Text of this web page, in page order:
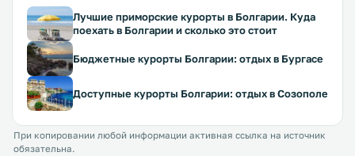
Лучшие приморские курорты в Болгарии. Куда
поехать в Болгарии и сколько это стоит
Бюджетные курорты Болгарии: отдых в Бургасе
Доступные курорты Болгарии: отдых в Созополе
При копировании любой информации активная ссылка на источник
обязательна.